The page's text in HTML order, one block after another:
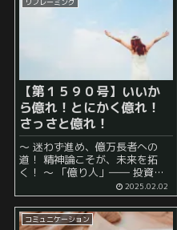
【第１５９０号】いいか
ら億れ！とにかく億れ！
さっさと億れ！
～ 迷わず進め、億万長者への
道！ 精神論こそが、未来を拓
く！ ～ 「億り人」―― 投資や
資産形成で1億円以上の資産を築
いた人々を指す、この言葉。 現
代社会において、経済的自由を
象徴する一つのステータスとな
2025.02.02
コミュニケーション